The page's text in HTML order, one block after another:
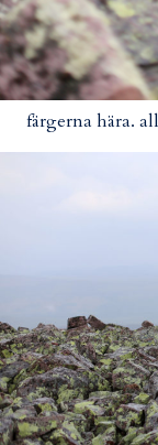
färgerna hära.